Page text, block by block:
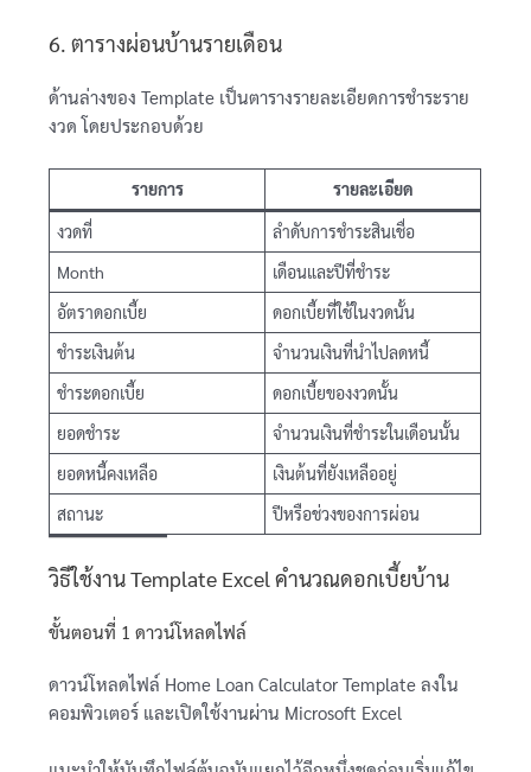
6. ตารางผ่อนบ้านรายเดือน
ด้านล่างของ Template เป็นตารางรายละเอียดการชำระราย
งวด โดยประกอบด้วย
รายการ
รายละเอียด
งวดที่
ลำดับการชำระสินเชื่อ
Month
เดือนและปีที่ชำระ
อัตราดอกเบี้ย
ดอกเบี้ยที่ใช้ในงวดนั้น
ชำระเงินต้น
จำนวนเงินที่นำไปลดหนี้
ชำระดอกเบี้ย
ดอกเบี้ยของงวดนั้น
ยอดชำระ
จำนวนเงินที่ชำระในเดือนนั้น
ยอดหนี้คงเหลือ
เงินต้นที่ยังเหลืออยู่
สถานะ
ปีหรือช่วงของการผ่อน
วิธีใช้งาน Template Excel คำนวณดอกเบี้ยบ้าน
ขั้นตอนที่ 1 ดาวน์โหลดไฟล์
ดาวน์โหลดไฟล์ Home Loan Calculator Template ลงใน
คอมพิวเตอร์ และเปิดใช้งานผ่าน Microsoft Excel